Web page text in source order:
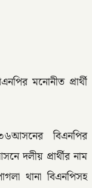
মনোনীত প্রার্থী
বিএনপির
দলীয় প্রার্থীর নাম
থানা বিএনপিসহ